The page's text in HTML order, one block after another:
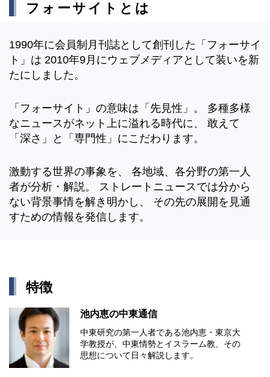
フォーサイトとは
1990年に会員制月刊誌として創刊した「フォーサイ
ト」は 2010年9月にウェブメディアとして装いを新
たにしました。
「フォーサイト」の意味は「先見性」。 多種多様
なニュースがネット上に溢れる時代に、 敢えて
「深さ」と「専門性」にこだわります。
激動する世界の事象を、 各地域、各分野の第一人
者が分析・解説。 ストレートニュースでは分から
ない背景事情を解き明かし、 その先の展開を見通
すための情報を発信します。
特徴
池内恵の中東通信
中東研究の第⼀⼈者である池内恵・東京⼤
学教授が、中東情勢とイスラーム教、その
思想について⽇々解説します。